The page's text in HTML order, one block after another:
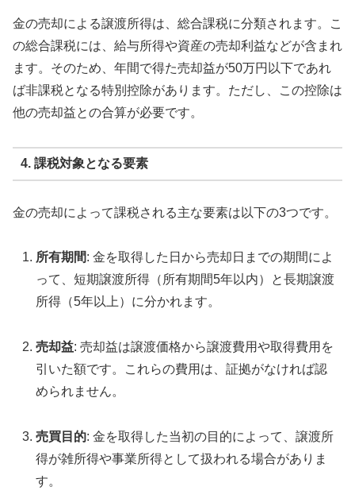
金の売却による譲渡所得は、総合課税に分類されます。こ
の総合課税には、給与所得や資産の売却利益などが含まれ
ます。そのため、年間で得た売却益が50万円以下であれ
ば非課税となる特別控除があります。ただし、この控除は
他の売却益との合算が必要です。
4. 課税対象となる要素
金の売却によって課税される主な要素は以下の3つです。
所有期間: 金を取得した日から売却日までの期間によ
って、短期譲渡所得（所有期間5年以内）と長期譲渡
所得（5年以上）に分かれます。
売却益: 売却益は譲渡価格から譲渡費用や取得費用を
引いた額です。これらの費用は、証拠がなければ認
められません。
売買目的: 金を取得した当初の目的によって、譲渡所
得が雑所得や事業所得として扱われる場合がありま
す。